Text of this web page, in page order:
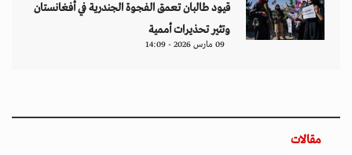
قيود طالبان تعمق الفجوة الجندرية في أفغانستان
وتثير تحذيرات أممية
09 مارس 2026 - 14:09
مقالات